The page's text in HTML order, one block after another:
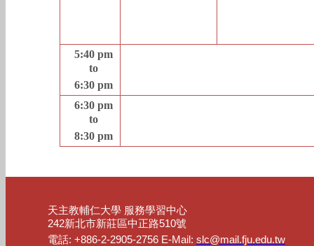
5:40 pm
to
6:30 pm
6:30 pm
to
8:30 pm
天主教輔仁大學 服務學習中心
242新北市新莊區中正路510號
電話: +886-2-2905-2756 E-Mail: slc@mail.fju.edu.tw